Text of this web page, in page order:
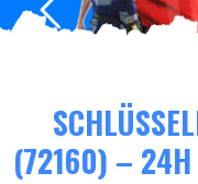
(72160) – 24H